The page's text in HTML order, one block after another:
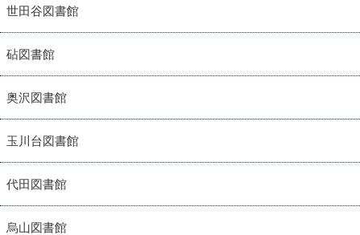
世田谷図書館
砧図書館
奥沢図書館
玉川台図書館
代田図書館
烏山図書館